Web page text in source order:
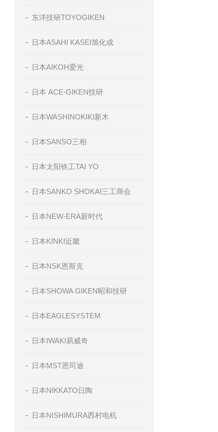
东洋技研TOYOGIKEN
日本ASAHI KASEI旭化成
日本AIKOH爱光
日本 ACE-GIKEN技研
日本WASHINOKIKI新木
日本SANSO三相
日本太阳铁工TAI YO
日本SANKO SHOKAI三工商会
日本NEW-ERA新时代
日本KINKI近畿
日本NSK恩斯克
日本SHOWA GIKEN昭和技研
日本EAGLESYSTEM
日本IWAKI易威奇
日本MST恩司迪
日本NIKKATO日陶
日本NISHIMURA西村电机